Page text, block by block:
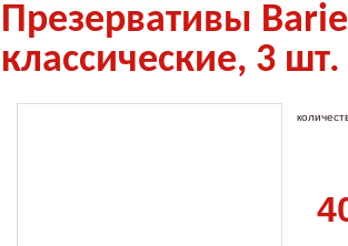
Презервативы
классические, 3 шт.